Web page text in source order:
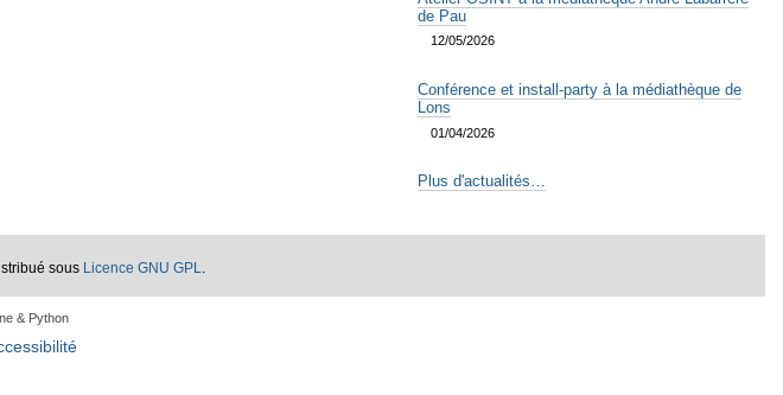
de Pau
12/05/2026
Conférence et install-party à la médiathèque de
Lons
01/04/2026
Plus d'actualités…
sous Licence GNU GPL
& Python